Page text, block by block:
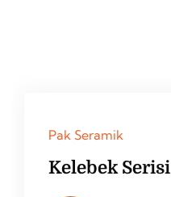
Pak Seramik
Kelebek Serisi